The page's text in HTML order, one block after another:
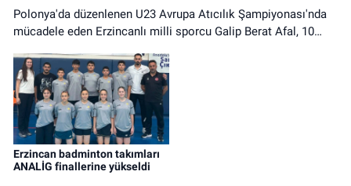
Polonya'da düzenlenen U23 Avrupa Atıcılık Şampiyonası'nda
mücadele eden Erzincanlı milli sporcu Galip Berat Afal, 10
üçüncüsü olarak bronz madalya kazandı.
Erzincan badminton takımları
ANALİG finallerine yükseldi